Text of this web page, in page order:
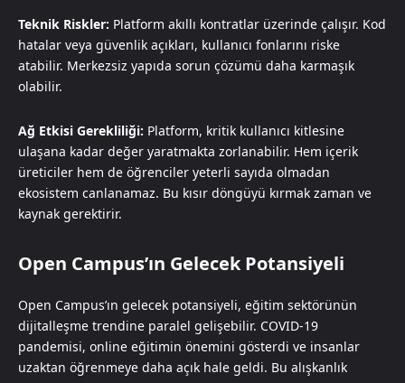
Teknik Riskler: Platform akıllı kontratlar üzerinde çalışır. Kod
hatalar veya güvenlik açıkları, kullanıcı fonlarını riske
atabilir. Merkezsiz yapıda sorun çözümü daha karmaşık
olabilir.
Ağ Etkisi Gerekliliği: Platform, kritik kullanıcı kitlesine
ulaşana kadar değer yaratmakta zorlanabilir. Hem içerik
üreticiler hem de öğrenciler yeterli sayıda olmadan
ekosistem canlanamaz. Bu kısır döngüyü kırmak zaman ve
kaynak gerektirir.
Open Campus’ın Gelecek Potansiyeli
Open Campus’ın gelecek potansiyeli, eğitim sektörünün
dijitalleşme trendine paralel gelişebilir. COVID-19
pandemisi, online eğitimin önemini gösterdi ve insanlar
uzaktan öğrenmeye daha açık hale geldi. Bu alışkanlık